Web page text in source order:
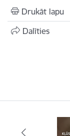
Drukāt lapu
Dalīties